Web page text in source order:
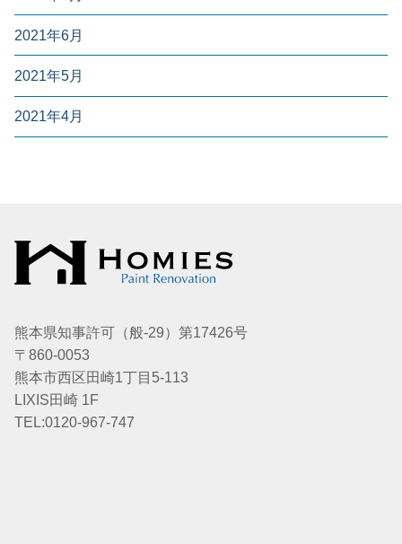
2021年6月
2021年5月
2021年4月
熊本県知事許可（般-29）第17426号
〒860-0053
熊本市西区田崎1丁目5-113
LIXIS田崎 1F
TEL:0120-967-747